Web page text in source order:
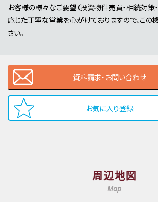
お客様の様々なご要望（投資物件売買・相続対策
応じた丁寧な営業を心がけておりますので、この
さい。
資料請求・お問い合わせ
お気に入り登録
周辺地図
Map